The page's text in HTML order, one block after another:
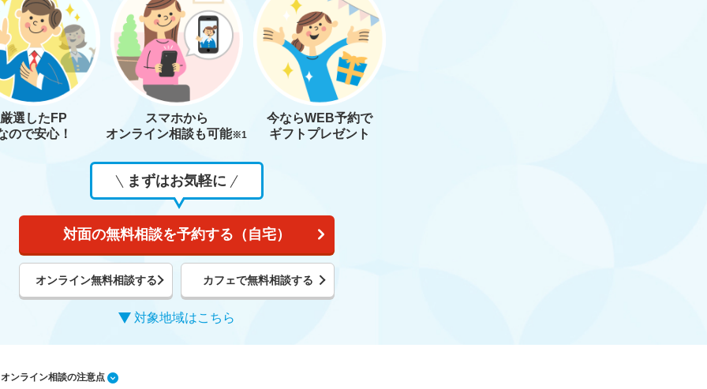
厳選したFP
ので安心！
スマホから
オンライン相談も可能※1
今ならWEB予約で
ギフトプレゼント
まずはお気軽に
対面の無料相談を予約する（自宅）
オンライン無料相談する カフェで無料相談する
対象地域はこちら
ンライン相談の注意点